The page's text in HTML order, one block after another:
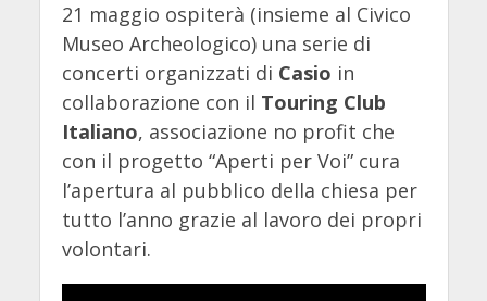
21 maggio ospiterà (insieme al Civico
Museo Archeologico) una serie di
concerti organizzati di Casio in
collaborazione con il Touring Club
Italiano, associazione no profit che
con il progetto “Aperti per Voi” cura
l’apertura al pubblico della chiesa per
tutto l’anno grazie al lavoro dei propri
volontari.